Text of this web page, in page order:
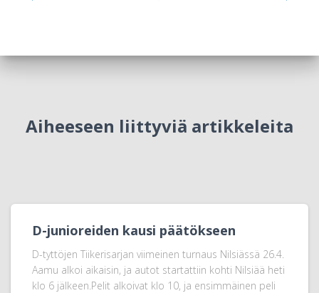
Aiheeseen liittyviä artikkeleita
D-junioreiden kausi päätökseen
D-tyttöjen Tiikerisarjan viimeinen turnaus Nilsiässä 26.4.
Aamu alkoi aikaisin, ja autot startattiin kohti Nilsiää heti
klo 6 jälkeen.Pelit alkoivat klo 10, ja ensimmäinen peli